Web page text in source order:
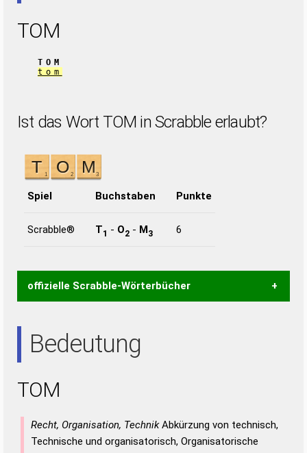
TOM
TOM
tom
Ist das Wort TOM in Scrabble erlaubt?
Spiel Buchstaben Punkte
Scrabble® T1 - O2 - M3 6
offizielle Scrabble-Wörterbücher
Wortanalyse-Algorithmus gute Anhaltspunkte zu
Wortbedeutung, Worttrennung und Wortform, um die
bestimmen!
Duden – Standardwerk in 12 Bänden
Bedeutung
TOM
Recht, Organisation, TechnikAbkürzung von technisch,
Technische und organisatorisch, Organisatorische